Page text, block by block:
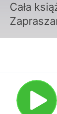
Cała